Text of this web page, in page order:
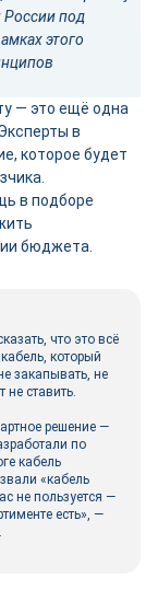
под
этого
— это ещё одна
в
которое будет
в подборе
бюджета.
что это всё
который
закапывать, не
ставить.
решение —
по
кабель
«кабель
не пользуется —
есть», —